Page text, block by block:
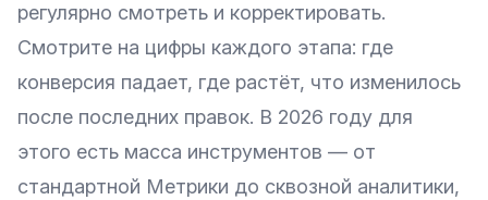
регулярно смотреть и корректировать.
Смотрите на цифры каждого этапа: где
конверсия падает, где растёт, что изменилось
после последних правок. В 2026 году для
этого есть масса инструментов — от
стандартной Метрики до сквозной аналитики,